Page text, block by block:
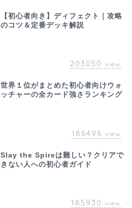
【初心者向き】ディフェクト｜攻略
のコツ＆定番デッキ解説
203050 view
世界１位がまとめた初心者向けウォ
ッチャーの全カード強さランキング
186496 view
Slay the Spireは難しい？クリアで
きない人への初心者ガイド
185930 view